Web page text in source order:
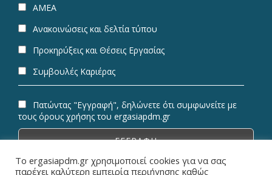
ΑΜΕΑ
Ανακοινώσεις και δελτία τύπου
Προκηρύξεις και Θέσεις Εργασίας
Συμβουλές Καριέρας
Πατώντας "Εγγραφή", δηλώνετε ότι συμφωνείτε με
τους όρους χρήσης του ergasiapdm.gr
Το ergasiapdm.gr χρησιμοποιεί cookies για να σας
παρέχει καλύτερη εμπειρία περιήγησης καθώς